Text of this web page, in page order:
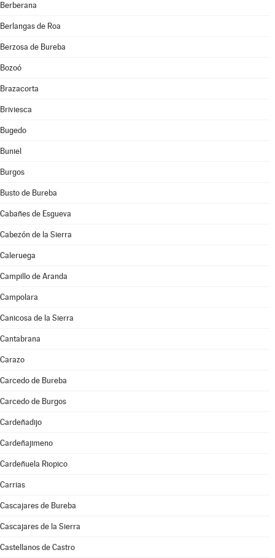
Berberana
Berlangas de Roa
Berzosa de Bureba
Bozoó
Brazacorta
Briviesca
Bugedo
Buniel
Burgos
Busto de Bureba
Cabañes de Esgueva
Cabezón de la Sierra
Caleruega
Campillo de Aranda
Campolara
Canicosa de la Sierra
Cantabrana
Carazo
Carcedo de Bureba
Carcedo de Burgos
Cardeñadijo
Cardeñajimeno
Cardeñuela Riopico
Carrias
Cascajares de Bureba
Cascajares de la Sierra
Castellanos de Castro